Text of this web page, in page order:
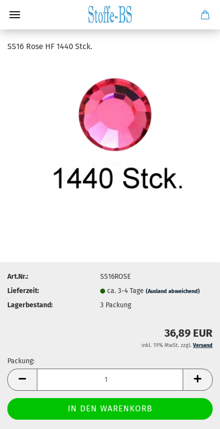
SS16 Rose HF 1440 Stck.
Art.Nr.:
SS16ROSE
Lieferzeit:
ca. 3-4 Tage(Ausland abweichend)
Lagerbestand: 3 Packung
36,89 EUR
inkl. 19% MwSt. zzgl. Versand
Packung:
Packung